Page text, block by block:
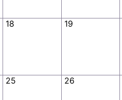
18 19
25 26